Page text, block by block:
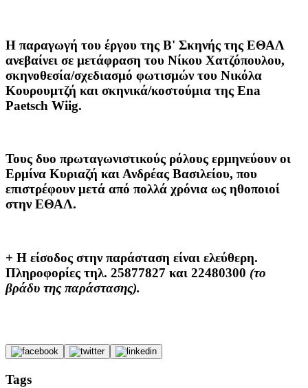
Η παραγωγή του έργου της Β' Σκηνής της ΕΘΑΛ
ανεβαίνει σε μετάφραση του Νίκου Χατζόπουλου,
σκηνοθεσία/σχεδιασμό φωτισμών του Νικόλα
Κουρουμτζή και σκηνικά/κοστούμια της Ena
Paetsch Wiig.
Τους δυο πρωταγωνιστικούς ρόλους ερμηνεύουν οι
Ερμίνα Κυριαζή καιΑνδρέας Βασιλείου, που
επιστρέφουν μετά από πολλά χρόνια ως ηθοποιοί
στην ΕΘΑΛ.
+ Η είσοδος στην παράσταση είναι ελεύθερη.
Πληροφορίες τηλ. 25877827 και 22480300 (το
βράδυ της παράστασης).
Tags